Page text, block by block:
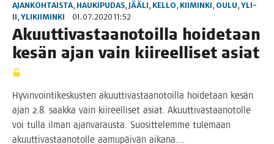
AJANKOHTAISTA, HAUKIPUDAS, JÄÄLI, KELLO, KIIMINKI, OULU, YLI-
II, YLIKIIMINKI 01.07.2020 11:52
Akuut­ti­vas­taa­no­toil­la hoi­de­taan
kesän ajan vain kii­reel­li­set asiat
Hyvin­voin­ti­kes­kus­ten akuut­ti­vas­taa­no­toil­la hoi­de­taan kesän
ajan 2.8. saak­ka vain kii­reel­li­set asiat. Akuut­ti­vas­taa­no­tol­le
voi tul­la ilman ajan­va­raus­ta. Suo­sit­te­lem­me tule­maan
akuut­ti­vas­taa­no­tol­le aamu­päi­vän aikana.…